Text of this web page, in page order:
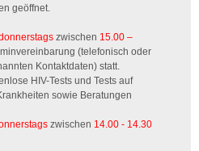
geöffnet.
zwischen 15.00 –
(telefonisch oder
Kontaktdaten) statt.
HIV-Tests und Tests auf
sowie Beratungen
zwischen 14.00 - 14.30